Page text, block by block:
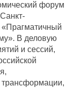
форум
В деловую
и сессий,
трансформации,